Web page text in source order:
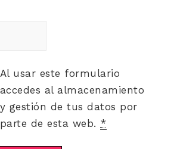
Al usar este formulario
accedes al almacenamiento
y gestión de tus datos por
parte de esta web. *